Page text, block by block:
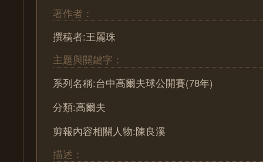
著作者：
撰稿者:王麗珠
主題與關鍵字：
系列名稱:台中高爾夫球公開賽(78年)
分類:高爾夫
剪報內容相關人物:陳良溪
描述：